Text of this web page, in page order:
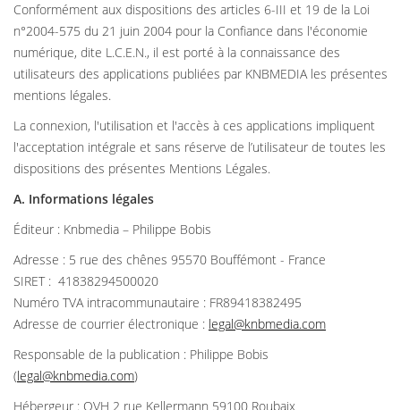
Conformément aux dispositions des articles 6-III et 19 de la Loi
n°2004-575 du 21 juin 2004 pour la Confiance dans l'économie
numérique, dite L.C.E.N., il est porté à la connaissance des
utilisateurs des applications publiées par KNBMEDIA les présentes
mentions légales.
La connexion, l'utilisation et l'accès à ces applications impliquent
l'acceptation intégrale et sans réserve de l’utilisateur de toutes les
dispositions des présentes Mentions Légales.
A. Informations légales
Éditeur : Knbmedia – Philippe Bobis
Adresse : 5 rue des chênes 95570 Bouffémont - France
SIRET : 41838294500020
Numéro TVA intracommunautaire : FR89418382495
Adresse de courrier électronique : legal@knbmedia.com
Responsable de la publication : Philippe Bobis
(legal@knbmedia.com)
Hébergeur : OVH 2 rue Kellermann 59100 Roubaix